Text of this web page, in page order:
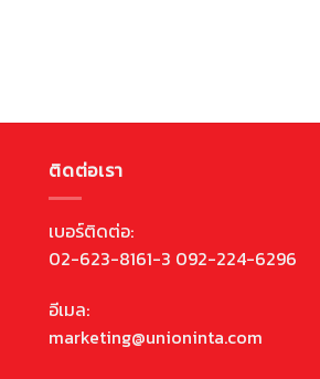
ติดต่อเรา
เบอร์ติดต่อ:
02-623-8161-3 092-224-6296
อีเมล:
marketing@unioninta.com